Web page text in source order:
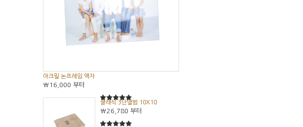
아크릴 논프레임 액자
55중에서
₩16,000 부터
클래식 3단앨범 10X10
₩26,780 부터